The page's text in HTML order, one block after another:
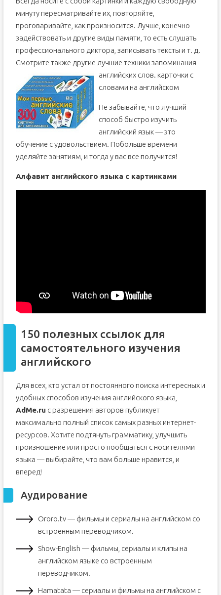
минуту пересматривайте их, повторяйте,
проговаривайте, как произносится. Лучше, конечно
задействовать и другие виды памяти, то есть слушать
профессионального диктора, записывать тексты и т. д.
Смотрите также другие лучшие техники запоминания
английских слов. карточки с
словами на английском
Не забывайте, что лучший
способ быстро изучить
английский язык — это
обучение с удовольствием. Побольше времени
уделяйте занятиям, и тогда у вас все получится!
Алфавит английского языка с картинками
150 полезных ссылок для
самостоятельного изучения
английского
Для всех, кто устал от постоянного поиска интересных и
удобных способов изучения английского языка,
AdMe.ru с разрешения авторов публикует
максимально полный список самых разных интернет-
ресурсов. Хотите подтянуть грамматику, улучшить
произношение или просто пообщаться с носителями
языка — выбирайте, что вам больше нравится, и
вперед!
Аудирование
Ororo.tv — фильмы и сериалы на английском со
встроенным переводчиком.
Show-English — фильмы, сериалы и клипы на
английском языке со встроенным
переводчиком.
Hamatata — сериалы и фильмы на английском с